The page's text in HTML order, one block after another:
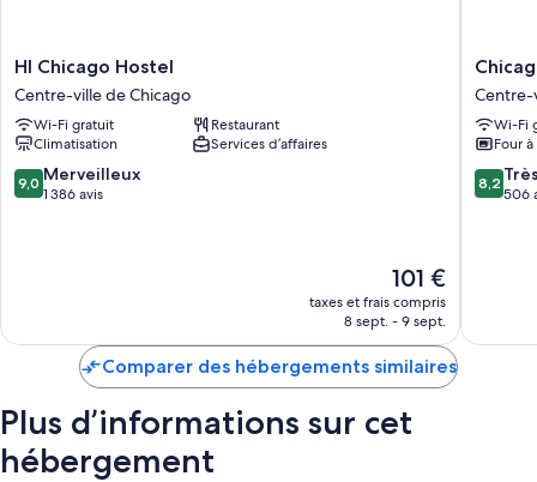
HI
Chicago
Hostel
Centre-
ville
de
Chicago
HI Chicago Hostel
Centre-ville de Chicago
Wi-Fi gratuit
Restaurant
Climatisation
Services d’affaires
9.0
sur
9,0 Merveilleux
1 386 avis
Le
nouveau
prix
de
101 €
taxes et frais compris
8 sept. - 9 sept.
Chicago
Hostel
Centre-
ville
de
Chicago
Centre-
Wi-Fi
Four
8.2
sur
8,2
506
Comparer des hébergements similaires
Plus d’informations sur cet
hébergement